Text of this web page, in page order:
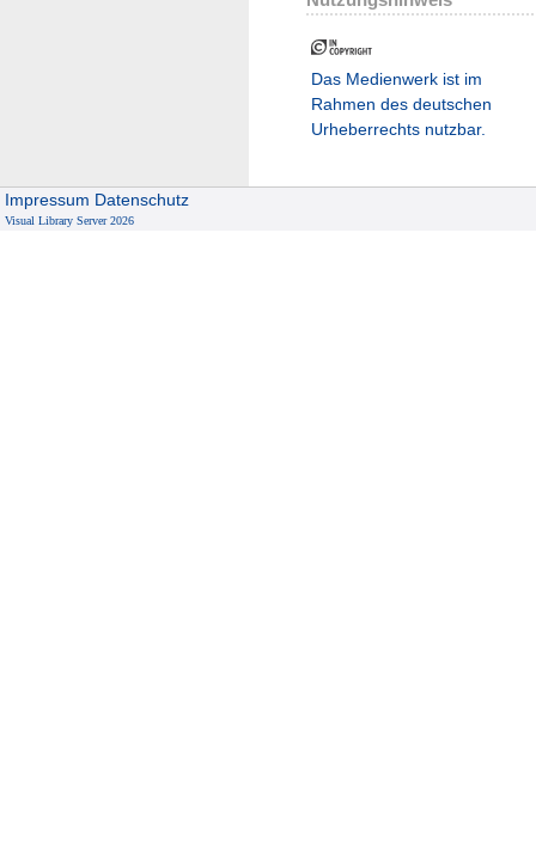
Das Medienwerk ist im
Rahmen des deutschen
Urheberrechts nutzbar.
Impressum Datenschutz
Visual Library Server 2026